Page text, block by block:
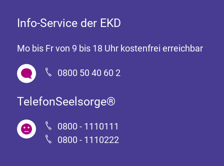
Info-Service der EKD
Mo bis Fr von 9 bis 18 Uhr kostenfrei erreichbar
0800 50 40 60 2
TelefonSeelsorge®
0800 - 1110111
0800 - 1110222